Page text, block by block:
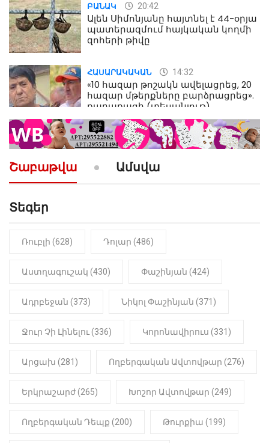
ԲԱՆԱԿ 20:42
Ալեն Սիմոնյանը հայտնել է 44-օրյա
պատերազմում հայկական կողմի
զոհերի թիվը
ՀԱՍԱՐԱԿԱԿԱՆ 14:32
«10 հազար թոշակն ավելացրեց, 20
հազար մթերքները բարձրացրեց».
քաղաքացի (տեսանյութ)
ՔԱՂԱՔԱԿԱՆ 10:52
«Լեզվիդ տալու փոխարեն
արտաբերիր այս երկու
նախադասությունը»․ Իշխան
Նիկոլ Փաշինյան
ԻՐԱԴԱՐՁԱՅԻՆ 22:01
մանկապղծության համար
մարմինը
Շաբաթվա Ամսվա
Տեգեր
Ռուբլի (628) Դոլար (486)
Աստղագուշակ (430) Փաշինյան (424)
Ադրբեջան (373) Նիկոլ Փաշինյան (371)
Ջուր Չի Լինելու (336) Կորոնավիրուս (331)
Արցախ (281) Ողբերգական Ավտովթար (276)
Երկրաշարժ (265) Խոշոր Ավտովթար (249)
Ողբերգական Դեպք (200) Թուրքիա (199)